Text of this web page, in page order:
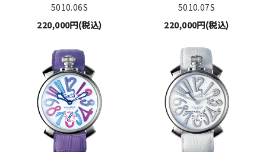
5010.06S
220,000円(税込)
5010.07S
220,000円(税込)